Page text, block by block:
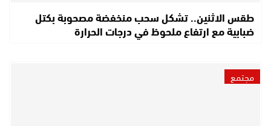
طقس الاثنين.. تشكل سحب منخفضة مصحوبة بكتل
ضبابية مع ارتفاع ملحوظ في درجات الحرارة
مجتمع